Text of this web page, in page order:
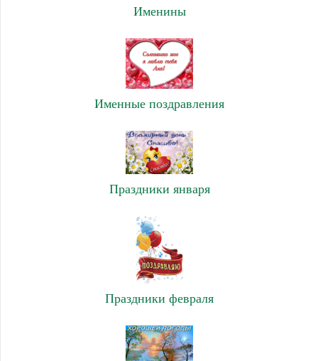
Именины
Именные поздравления
Праздники января
Праздники февраля